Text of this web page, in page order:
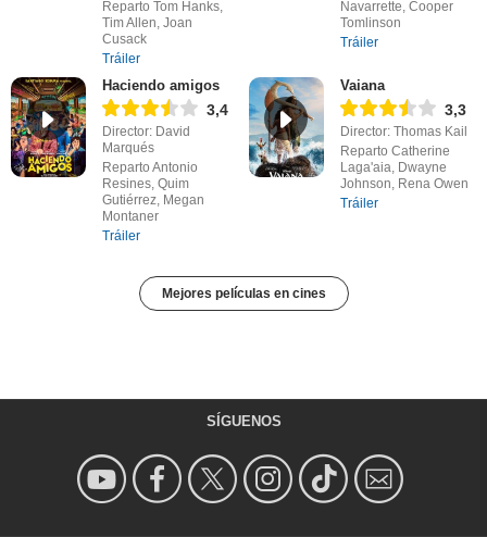
Reparto Tom Hanks,
Tim Allen, Joan
Cusack
Tráiler
Navarrette, Cooper
Tomlinson
Tráiler
Haciendo amigos
3,4
Director: David
Marqués
Reparto Antonio
Resines, Quim
Gutiérrez, Megan
Montaner
Tráiler
Vaiana
3,3
Director: Thomas Kail
Reparto Catherine
Laga'aia, Dwayne
Johnson, Rena Owen
Tráiler
Mejores películas en cines
SÍGUENOS